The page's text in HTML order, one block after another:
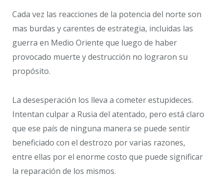
Cada vez las reacciones de la potencia del norte son
mas burdas y carentes de estrategia, incluidas las
guerra en Medio Oriente que luego de haber
provocado muerte y destrucción no lograron su
propósito.
La desesperación los lleva a cometer estupideces.
Intentan culpar a Rusia del atentado, pero está claro
que ese país de ninguna manera se puede sentir
beneficiado con el destrozo por varias razones,
entre ellas por el enorme costo que puede significar
la reparación de los mismos.